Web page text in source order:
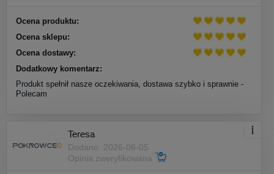
Ocena produktu:
Ocena sklepu:
Ocena dostawy:
Dodatkowy komentarz:
Produkt spełnił nasze oczekiwania, dostawa szybko i sprawnie -
Polecam
Teresa
Dodano: 2026-06-05
Opinia zweryfikowana